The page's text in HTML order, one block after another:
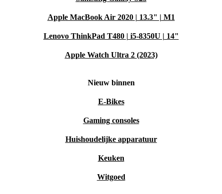
Apple MacBook Air 2020 | 13.3" | M1
Lenovo ThinkPad T480 | i5-8350U | 14"
Apple Watch Ultra 2 (2023)
Nieuw binnen
E-Bikes
Gaming consoles
Huishoudelijke apparatuur
Keuken
Witgoed